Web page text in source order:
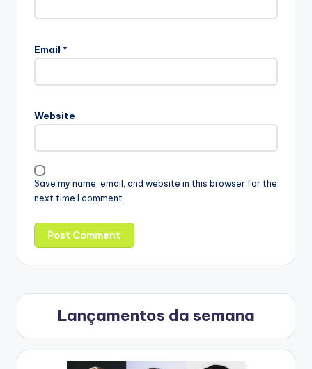
Email *
Website
Save my name, email, and website in this browser for the
next time I comment.
Lançamentos da semana